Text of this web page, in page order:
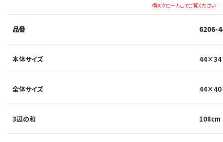
横スクロールしてご覧ください
品番 6206-
本体サイズ
全体サイズ
3辺の和 108cm